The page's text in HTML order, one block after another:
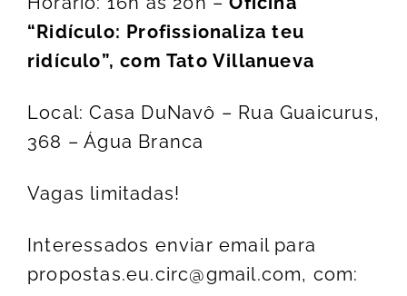
“Ridículo: Profissionaliza teu
ridículo”, com Tato Villanueva
Local: Casa DuNavô – Rua Guaicurus,
368 – Água Branca
Vagas limitadas!
Interessados enviar email para
propostas.eu.circ@gmail.com, com: